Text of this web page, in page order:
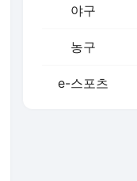
야구
농구
e-스포츠